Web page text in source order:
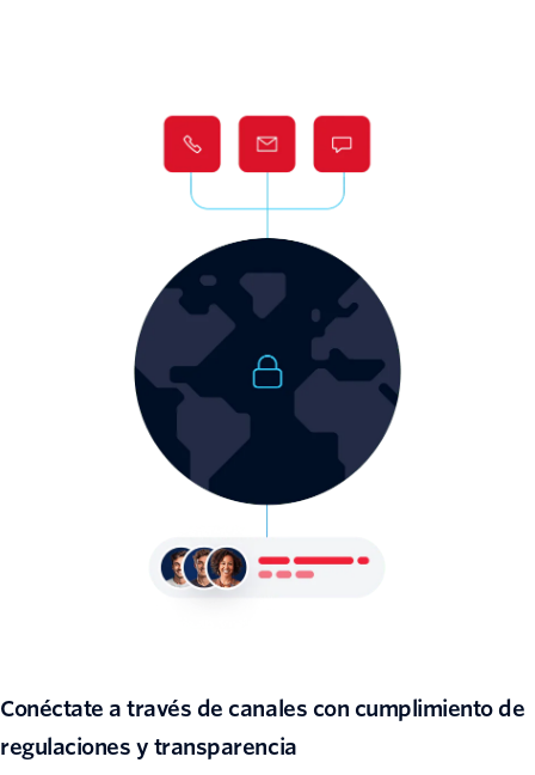
Conéctate a través de canales con cumplimiento de
regulaciones y transparencia